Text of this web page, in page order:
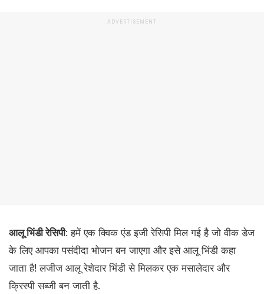
ADVERTISEMENT
आलू भिंडी रेसिपी: हमें एक क्विक एंड इजी रेसिपी मिल गई है जो वीक डेज
के लिए आपका पसंदीदा भोजन बन जाएगा और इसे आलू भिंडी कहा
जाता है! लजीज आलू रेशेदार भिंडी से मिलकर एक मसालेदार और ​
क्रिस्पी सब्जी बन जाती है.